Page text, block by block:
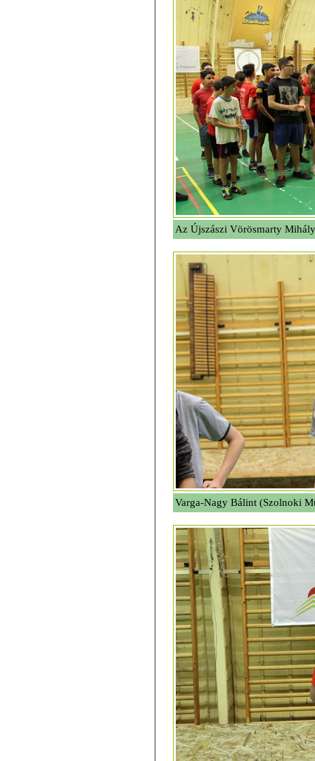
Az Újszászi Vörösmarty
Varga-Nagy Bálint (Szolnoki